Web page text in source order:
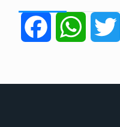
o
e
c
W
a